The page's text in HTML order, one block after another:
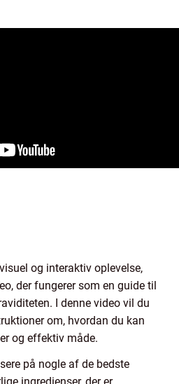
og interaktiv oplevelse,
der fungerer som en guide til
I denne video vil du
om, hvordan du kan
og effektiv måde.
på nogle af de bedste